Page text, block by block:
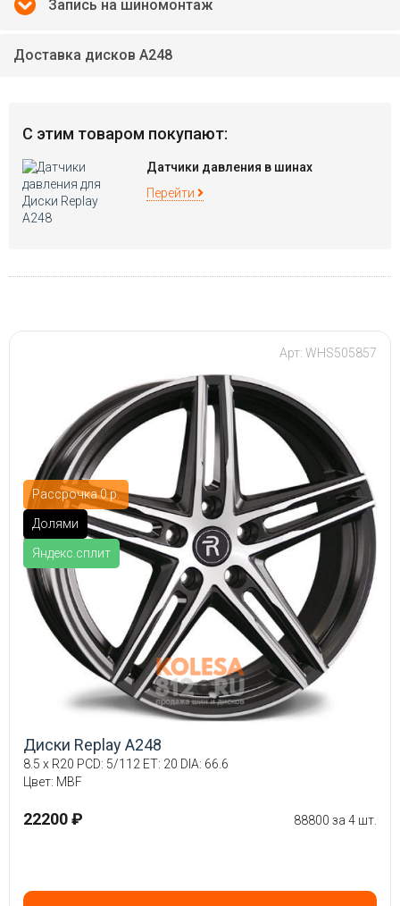
Запись на шиномонтаж
Доставка дисков A248
С этим товаром покупают:
Датчики давления в шинах
Перейти
Рассрочка 0 р.
Долями
Яндекс.сплит
Арт: WHS505857
Диски Replay A248
8.5 x R20 PCD: 5/112 ET: 20 DIA: 66.6
Цвет: MBF
22200 ₽ 88800 за 4 шт.